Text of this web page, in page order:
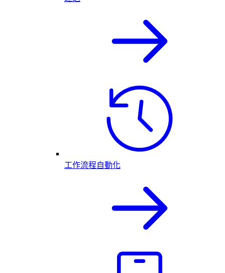
工作流程自動化